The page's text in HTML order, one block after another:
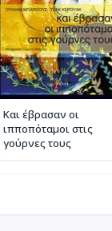
Και έβρασαν οι
ιπποπόταμοι στις
γούρνες τους